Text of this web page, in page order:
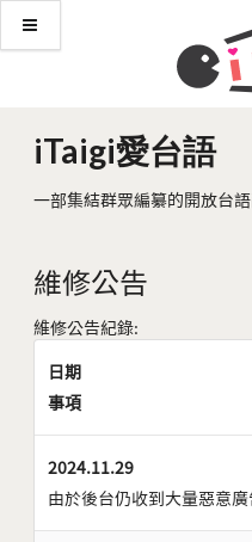
iTaigi愛台語
一部集結群眾編纂的開放台
維修公告
維修公告紀錄:
日期
事項
2024.11.29
由於後台仍收到大量惡意